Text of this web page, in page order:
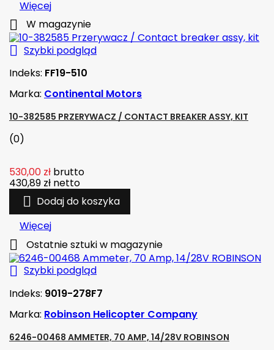
Więcej
 W magazynie
 Szybki podgląd
Indeks: FF19-510
Marka: Continental Motors
10-382585 PRZERYWACZ / CONTACT BREAKER ASSY, KIT
(0)
530,00 zł brutto
430,89 zł netto
 Dodaj do koszyka
Więcej
 Ostatnie sztuki w magazynie
 Szybki podgląd
Indeks: 9019-278F7
Marka: Robinson Helicopter Company
6246-00468 AMMETER, 70 AMP, 14/28V ROBINSON